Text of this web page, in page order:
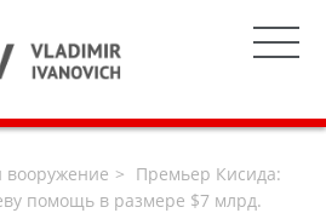
Премьер Кисида:
помощь в размере $7 млрд.